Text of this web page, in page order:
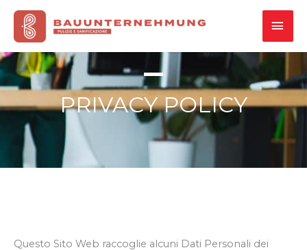
contenuto
PRIVACY POLICY
Questo Sito Web raccoglie alcuni Dati Personali dei